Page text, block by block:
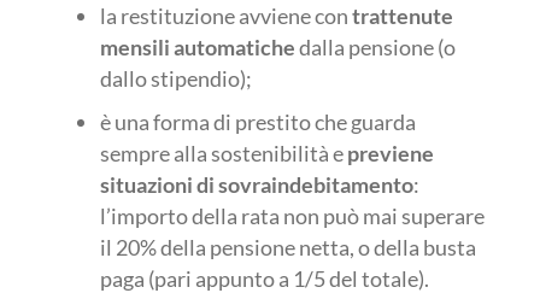
la restituzione avviene contrattenute
mensili automatichedalla pensione (o
dallo stipendio);
è una forma di prestito che guarda
sempre alla sostenibilità epreviene
situazioni di sovraindebitamento:
l’importo della rata non può mai superare
il 20% della pensione netta, o della busta
paga (pari appunto a 1/5 del totale).